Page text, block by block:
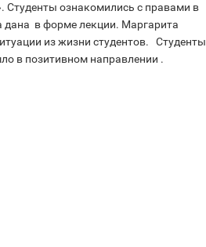
ознакомились с правами в
в форме лекции. Маргарита
из жизни студентов. Студенты
в позитивном направлении .